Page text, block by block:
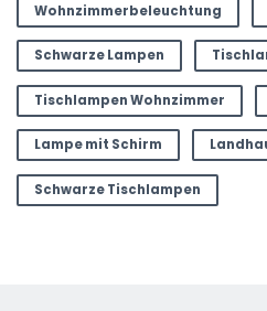
Wohnzimmerbeleuchtung
Schwarze Lampen
Tischlampen Wohnzimmer
Lampe mit Schirm
Schwarze Tischlampen